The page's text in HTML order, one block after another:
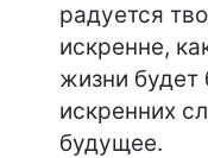
радуется
искренне,
жизни будет
искренних
будущее.